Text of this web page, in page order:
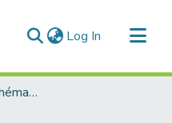
Log In (current)
Département de Mathématique